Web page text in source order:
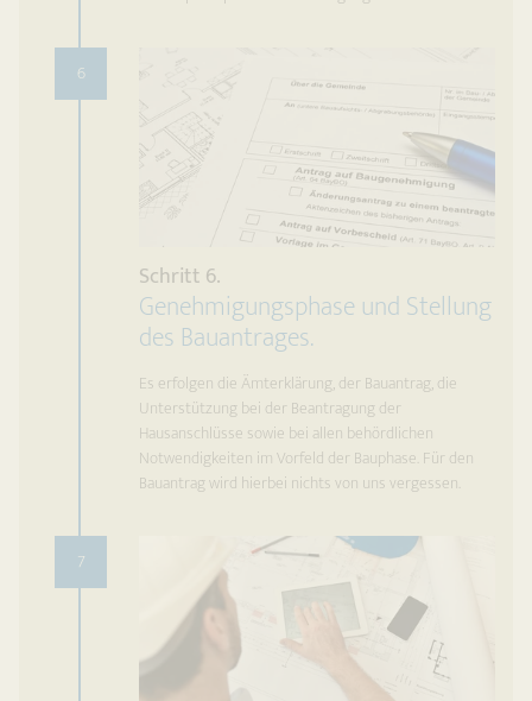
6
Schritt 6.
Genehmigungsphase und Stellung
des Bauantrages.
Es erfolgen die Ämterklärung, der Bauantrag, die
Unterstützung bei der Beantragung der
Hausanschlüsse sowie bei allen behördlichen
Notwendigkeiten im Vorfeld der Bauphase. Für den
Bauantrag wird hierbei nichts von uns vergessen.
7